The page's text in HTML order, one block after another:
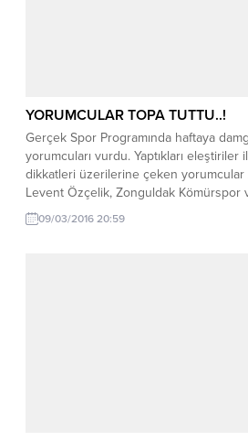
YORUMCULAR TOPA TUTTU..!
Gerçek Spor Programında haftaya
yorumcuları vurdu. Yaptıkları eleştiriler
dikkatleri üzerilerine çeken yorumcular
Levent Özçelik, Zonguldak Kömürspor
Amatör Ligi ele aldı. Süper Amatör
müsabakaları tek tek analiz eden ve
09/03/2016 20:59